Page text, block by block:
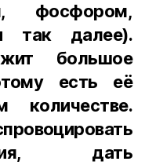
фосфором,
так далее).
большое
есть её
дать